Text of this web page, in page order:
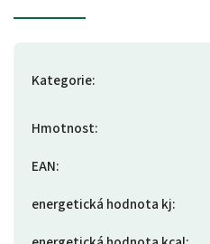
Kategorie:
Hmotnost:
EAN:
energetická hodnota kj: